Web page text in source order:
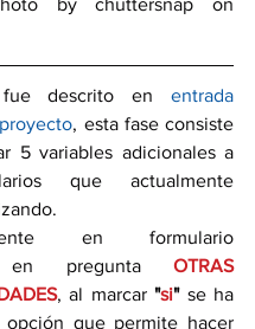
descrito en entrada
, esta fase consiste
5 variables adicionales a
que actualmente
pregunta OTRAS
, al marcar "si" se ha
opción que permite hacer